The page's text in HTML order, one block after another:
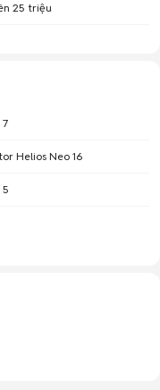
25 triệu
7
Helios Neo 16
5